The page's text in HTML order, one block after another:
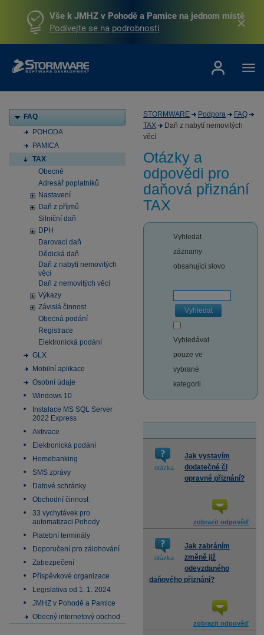
Vše k JMHZ v Pohodě a Pamice na jednom místě
Podívejte se na podrobnosti
FAQ
POHODA
PAMICA
TAX
Obecné
Adresář poplatníků
Nastavení
Daň z příjmů
Silniční daň
DPH
Darovací daň
Dědická daň
Daň z nabytí nemovitých
věcí
Daň z nemovitých věcí
Výkazy
Závislá činnost
Obecná podání
Registrace
Elektronická podání
GLX
Mobilní aplikace
Osobní údaje
Windows 10
Instalace MS SQL Server
2022 Express
Aktivace
Elektronická podání
Homebanking
SMS zprávy
Datové schránky
Obchodní činnost
33 vychytávek pro
automatizaci Pohody
Platební terminály
Doporučení pro zálohování
Zabezpečení
Příspěvkové organizace
Legislativa od 1. 1. 2024
JMHZ v Pohodě a Pamice
Obecný internetový obchod
STORMWARE Podpora
FAQ
TAX
Daň z nabytí nemovitých
věcí
Otázky a
odpovědi pro
daňová přiznání
TAX
Vyhledat
záznamy
obsahující slovo
Vyhledat
Vyhledávat
pouze ve
vybrané
kategorii
otázka
Jak vystavím
dodatečné či
opravné přiznání?
zobrazit odpověď
otázka
Jak zabráním
změně již
odevzdaného
daňového přiznání?
zobrazit odpověď